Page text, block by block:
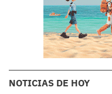
NOTICIAS DE HOY